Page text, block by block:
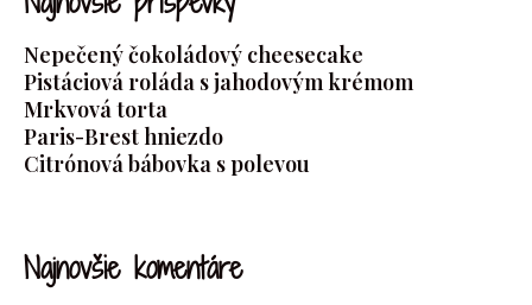
Nepečený čokoládový cheesecake
Pistáciová roláda s jahodovým krémom
Mrkvová torta
Paris-Brest hniezdo
Citrónová bábovka s polevou
Najnovšie komentáre